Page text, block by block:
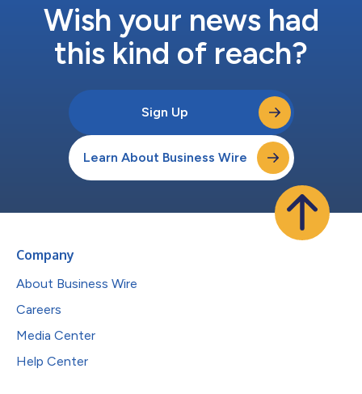
Wish your news had
this kind of reach?
Sign Up
Learn About Business Wire
Company
About Business Wire
Careers
Media Center
Help Center